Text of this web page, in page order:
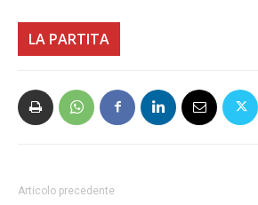
LA PARTITA
Articolo precedente